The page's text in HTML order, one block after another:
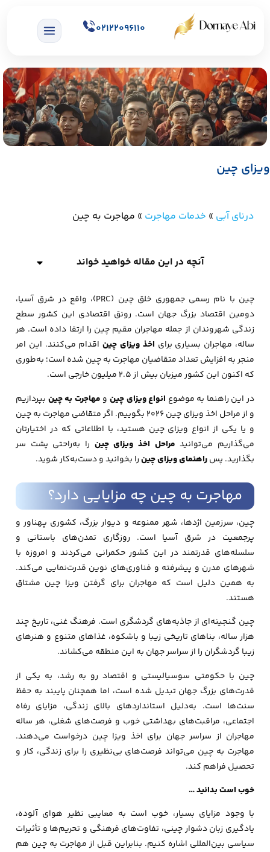
02122096110
ویزای چین
درنای آبی » خدمات مهاجرت » مهاجرت به چین
آنچه در این مقاله خواهید خواند
چین با نام رسمی جمهوری خلق چین (PRC)، واقع در شرق آسیا،
دومین اقتصاد بزرگ جهان است. رونق اقتصادی این کشور سطح
زندگی شهروندان از جمله مهاجران مقیم چین را ارتقا داده است. هر
ساله، مهاجران بسیاری برای اخذ ویزای چیناقدام می‌کنند. این امر
منجر به افزایش تعداد متقاضیان مهاجرت به چین شده است؛ به‌طوری
که اکنون این کشور میزبان بیش از ۲.۵ میلیون خارجی است.
در این راهنما به موضوع انواع ویزای چین و مهاجرت به چین بپردازیم
و از مراحل اخذ ویزای چین 2026 بگوییم. اگر متقاضی مهاجرت به چین
و یا یکی از انواع ویزای چین هستید، با اطلاعاتی که در اختیارتان
می‌گذاریم می‌توانید مراحل اخذ ویزای چین
را به‌راحتی پشت ‎سر
بگذارید. پسراهنمای ویزای چینرا بخوانید و دست‌به‌کار شوید.
مهاجرت به چین چه مزایایی دارد؟
چین، سرزمین اژدها، شهر ممنوعه و دیوار بزرگ، کشوری پهناور و
پرجمعیت در شرق آسیا است. روزگاری تمدن‌های باستانی و
سلسله‌های قدرتمند در این کشور حکمرانی می‌کردند و امروزه با
شهرهای مدرن و پیشرفته‌ و فناوری‌های نوین قدرت‌نمایی می‌کند.
به همین دلیل است که مهاجران برای گرفتن ویزا چین مشتاق
هستند.
چین گنجینه‌ای از جاذبه‌های گردشگری است. فرهنگ غنی، تاریخ چند
هزار ساله، بناهای تاریخی زیبا و باشکوه، غذاهای متنوع و هنرهای
زیبا گردشگران را از سراسر جهان به این منطقه می‌کشاند.
چین با حکومتی سوسیالیستی و اقتصاد رو به رشد، به یکی از
قدرت‌های بزرگ جهان تبدیل شده است، اما همچنان پایبند به حفظ
سنت‌ها است. به‌دلیل استانداردهای بالای زندگی، مزایای رفاه
اجتماعی، مراقبت‌های بهداشتی خوب و فرصت‌های شغلی، هر ساله
مهاجران از سراسر جهان برای اخذ ویزا چین درخواست می‌دهند.
مهاجرت به چین می‌تواند فرصت‌های بی‌نظیری را برای زندگی، کار و
تحصیل فراهم کند.
خوب است بدانید …
با وجود مزایای بسیار، خوب است به معایبی نظیر هوای آلوده،
یادگیری زبان دشوار چینی، تفاوت‌های فرهنگی و تحریم‌‌ها و تأثیرات
سیاسی بین‌‌المللی اشاره کنیم. بنابراین قبل از مهاجرت به چین هم